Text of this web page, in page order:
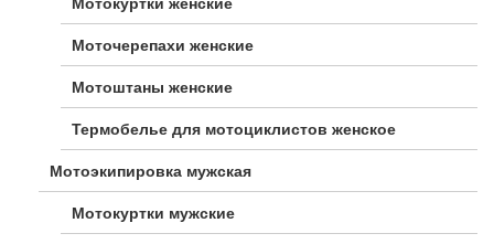
Моточерепахи женские
Мотоштаны женские
Термобелье для мотоциклистов женское
Мотоэкипировка мужская
Мотокуртки мужские